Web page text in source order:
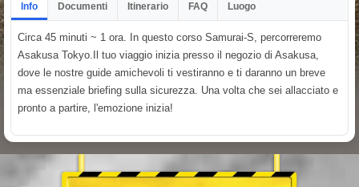
Info Documenti Itinerario FAQ Luogo
Circa 45 minuti ~ 1 ora. In questo corso Samurai-S, percorreremo
Asakusa Tokyo.Il tuo viaggio inizia presso il negozio di Asakusa,
dove le nostre guide amichevoli ti vestiranno e ti daranno un breve
ma essenziale briefing sulla sicurezza. Una volta che sei allacciato e
pronto a partire, l'emozione inizia!